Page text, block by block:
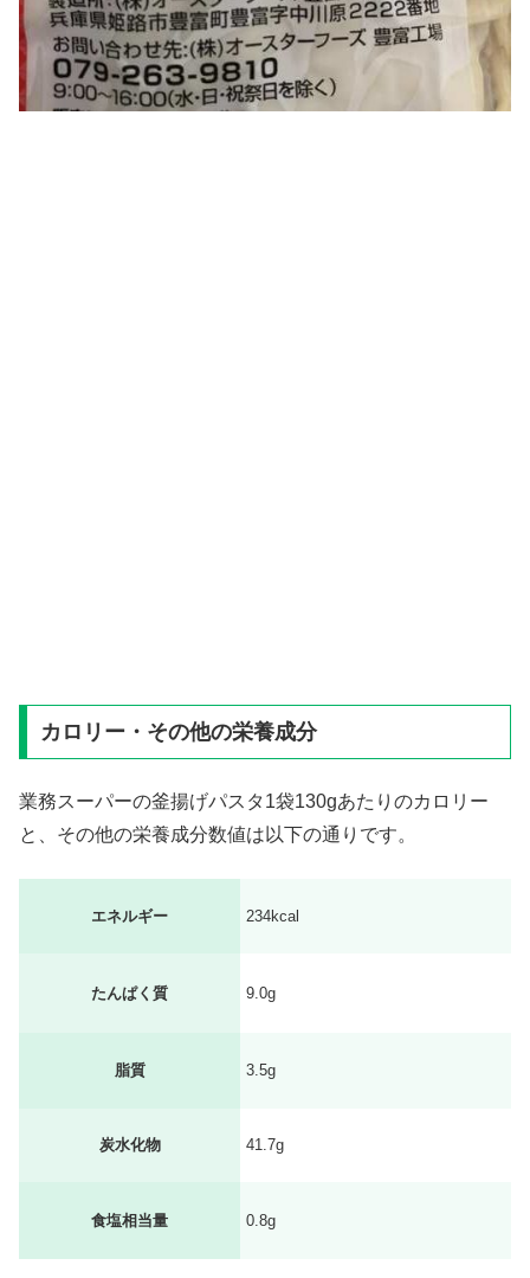
カロリー・その他の栄養成分
業務スーパーの釜揚げパスタ1袋130gあたりのカロリー
と、その他の栄養成分数値は以下の通りです。
エネルギー 234kcal
たんぱく質 9.0g
脂質 3.5g
炭水化物 41.7g
食塩相当量 0.8g